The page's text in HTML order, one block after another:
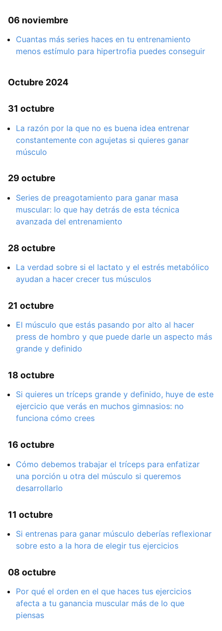
06 noviembre
Cuantas más series haces en tu entrenamiento
menos estímulo para hipertrofia puedes conseguir
Octubre 2024
31 octubre
La razón por la que no es buena idea entrenar
constantemente con agujetas si quieres ganar
músculo
29 octubre
Series de preagotamiento para ganar masa
muscular: lo que hay detrás de esta técnica
avanzada del entrenamiento
28 octubre
La verdad sobre si el lactato y el estrés metabólico
ayudan a hacer crecer tus músculos
21 octubre
El músculo que estás pasando por alto al hacer
press de hombro y que puede darle un aspecto más
grande y definido
18 octubre
Si quieres un tríceps grande y definido, huye de este
ejercicio que verás en muchos gimnasios: no
funciona cómo crees
16 octubre
Cómo debemos trabajar el tríceps para enfatizar
una porción u otra del músculo si queremos
desarrollarlo
11 octubre
Si entrenas para ganar músculo deberías reflexionar
sobre esto a la hora de elegir tus ejercicios
08 octubre
Por qué el orden en el que haces tus ejercicios
afecta a tu ganancia muscular más de lo que
piensas